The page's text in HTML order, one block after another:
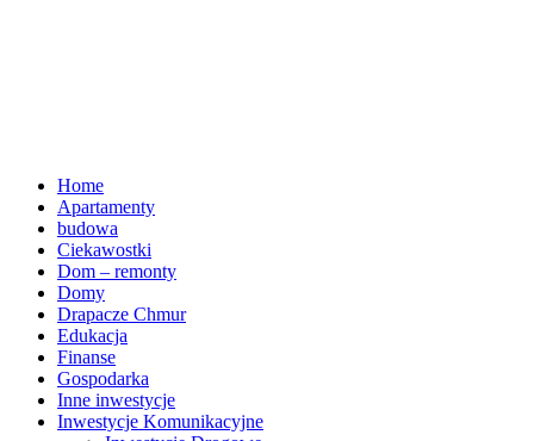
Home
Apartamenty
budowa
Ciekawostki
Dom – remonty
Domy
Drapacze Chmur
Edukacja
Finanse
Gospodarka
Inne inwestycje
Inwestycje Komunikacyjne